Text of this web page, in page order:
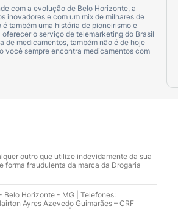
com a evolução de Belo Horizonte, a
inovadores e com um mix de milhares de
também uma história de pioneirismo e
o serviço de telemarketing do Brasil
de medicamentos, também não é de hoje
você sempre encontra medicamentos com
outro que utilize indevidamente da sua
forma fraudulenta da marca da Drogaria
Belo Horizonte - MG | Telefones:
Ayres Azevedo Guimarães – CRF